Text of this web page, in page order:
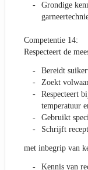
Grondige
Competentie 14:
Respecteert de
Bereidt
Zoekt
Respecteert
temperatuur
Gebruikt
Schrijft
met inbegrip van
Kennis van